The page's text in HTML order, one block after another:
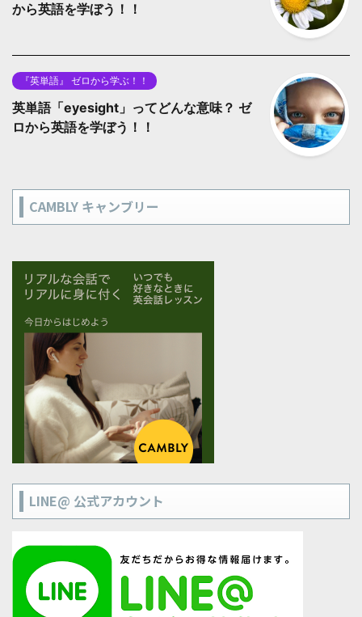
から英語を学ぼう！！
『英単語』 ゼロから学ぶ！！
英単語「eyesight」ってどんな意味？ ゼ
ロから英語を学ぼう！！
CAMBLY キャンブリー
LINE@ 公式アカウント